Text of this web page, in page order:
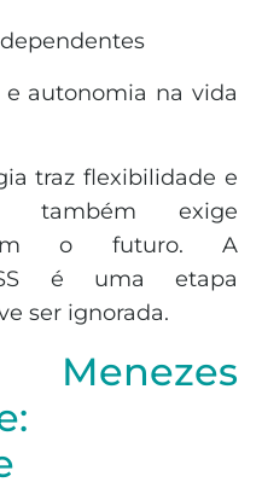
autonomia na vida
traz flexibilidade e
também exige
com o futuro. A
é uma etapa
ser ignorada.